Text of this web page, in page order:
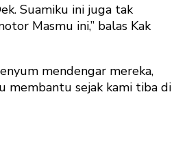
Suamiku ini juga tak
Masmu ini,” balas Kak
mendengar mereka,
membantu sejak kami tiba di